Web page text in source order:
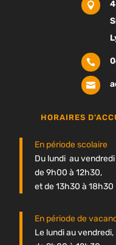



HORAIRES
En période scolaire
Du lundi au vendredi
de 9h00 à 12h30,
et de 13h30 à 18h30
En période de
Le lundi au vendredi,